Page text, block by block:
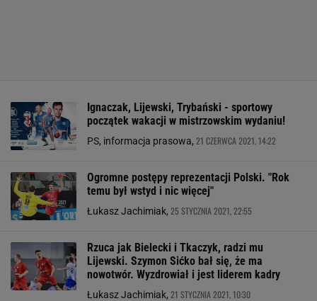
Ignaczak, Lijewski, Trybański - sportowy
początek wakacji w mistrzowskim wydaniu!
PS, informacja prasowa, 21 CZERWCA 2021, 14:22
Ogromne postępy reprezentacji Polski. "Rok
temu był wstyd i nic więcej"
Łukasz Jachimiak, 25 STYCZNIA 2021, 22:55
Rzuca jak Bielecki i Tkaczyk, radzi mu
Lijewski. Szymon Sićko bał się, że ma
nowotwór. Wyzdrowiał i jest liderem kadry
Łukasz Jachimiak, 21 STYCZNIA 2021, 10:30